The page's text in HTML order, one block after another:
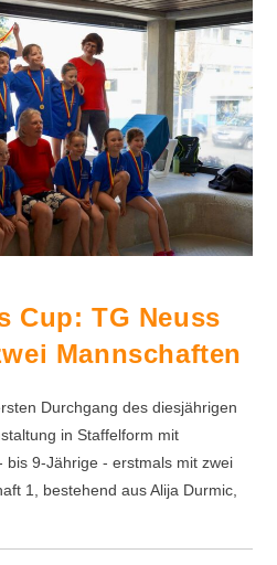
Cup: TG Neuss
Mannschaften
Durchgang des diesjährigen
in Staffelform mit
bis 9-Jährige - erstmals mit zwei
1, bestehend aus Alija Durmic,